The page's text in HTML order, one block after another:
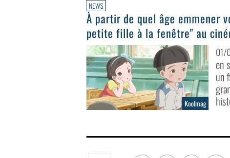
NEWS
À partir de quel âge emmener
petite fille à la fenêtre" au
Koolmag
01/
en
un